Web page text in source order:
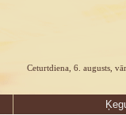
Ceturtdiena, 6. augusts,